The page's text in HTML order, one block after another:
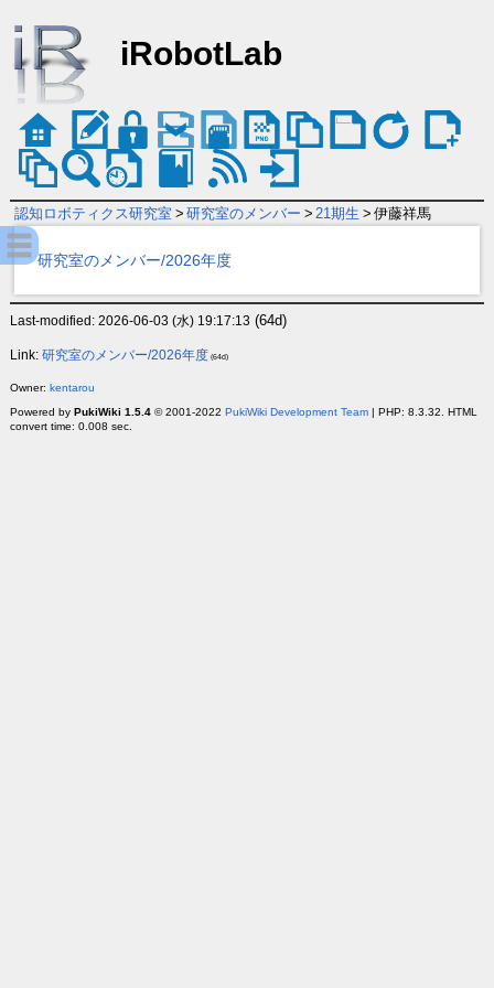
iRobotLab
認知ロボティクス研究室 > 研究室のメンバー > 21期生 > 伊藤祥馬
研究室のメンバー/2026年度
Last-modified: 2026-06-03 (水) 19:17:13 (64d)
Link: 研究室のメンバー/2026年度 (64d)
Owner: kentarou
Powered by PukiWiki 1.5.4© 2001-2022 PukiWiki Development Team| PHP: 8.3.32. HTML
convert time: 0.008 sec.